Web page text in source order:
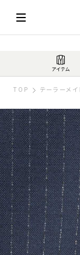
TOP テーラーメ